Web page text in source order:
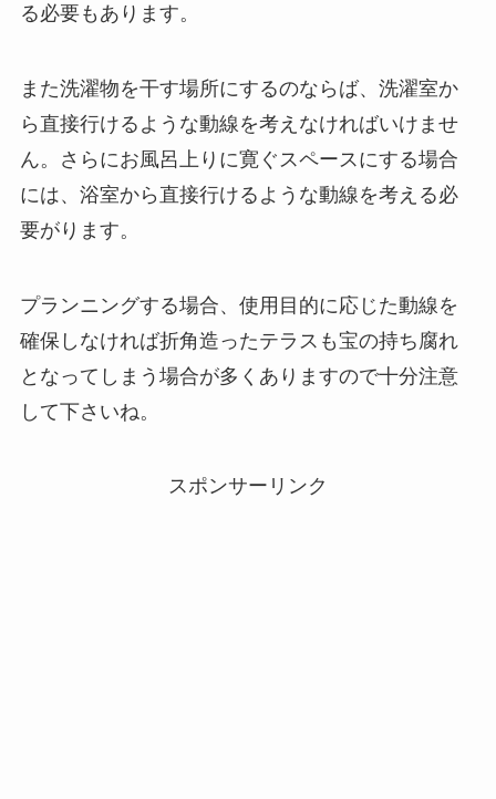
る必要もあります。
また洗濯物を干す場所にするのならば、洗濯室か
ら直接行けるような動線を考えなければいけませ
ん。さらにお風呂上りに寛ぐスペースにする場合
には、浴室から直接行けるような動線を考える必
要がります。
プランニングする場合、使用目的に応じた動線を
確保しなければ折角造ったテラスも宝の持ち腐れ
となってしまう場合が多くありますので十分注意
して下さいね。
スポンサーリンク